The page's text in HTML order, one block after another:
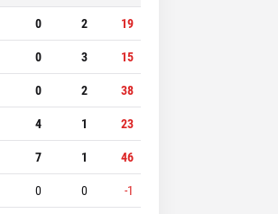
0 2
19
0 3
15
0 2
38
4 1
23
7 1
46
0 0
-1